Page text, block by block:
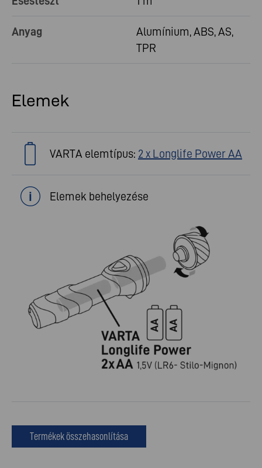
Anyag
Alumínium, ABS, AS,
TPR
Elemek
VARTA elemtípus: 2 x Longlife Power AA
Elemek behelyezése
Termékek összehasonlítása